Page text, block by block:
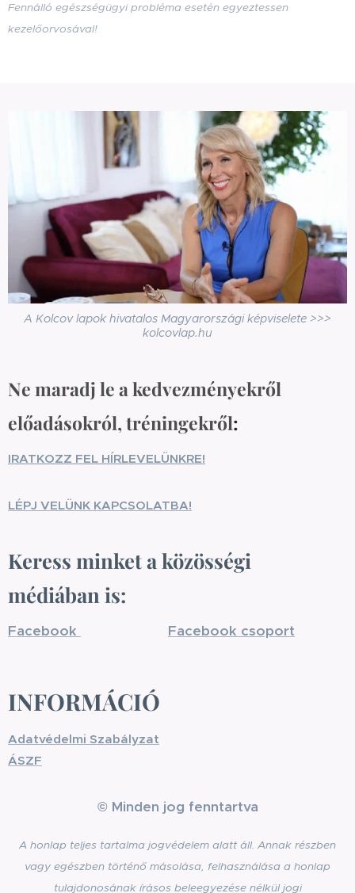
Fennálló egészségügyi probléma esetén egyeztessen
kezelőorvosával!
A Kolcov lapok hivatalos Magyarországi képviselete >>>
kolcovlap.hu
Ne maradj le a kedvezményekről
előadásokról, tréningekről:
IRATKOZZ FEL HÍRLEVELÜNKRE!
LÉPJ VELÜNK KAPCSOLATBA!
Keress minket a közösségi
médiában is:
Facebook Facebook csoport
INFORMÁCIÓ
Adatvédelmi Szabályzat
ÁSZF
© Minden jog fenntartva
A honlap teljes tartalma jogvédelem alatt áll. Annak részben
vagy egészben történő másolása, felhasználása a honlap
tulajdonosának írásos beleegyezése nélkül jogi